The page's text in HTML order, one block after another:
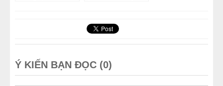
Ý KIẾN BẠN ĐỌC (0)